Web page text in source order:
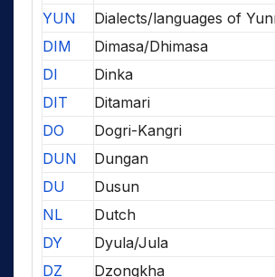
YUN
Dialects/languages of
DIM
Dimasa/Dhimasa
DI
Dinka
DIT
Ditamari
DO
Dogri-Kangri
DUN
Dungan
DU
Dusun
NL
Dutch
DY
Dyula/Jula
DZ
Dzongkha